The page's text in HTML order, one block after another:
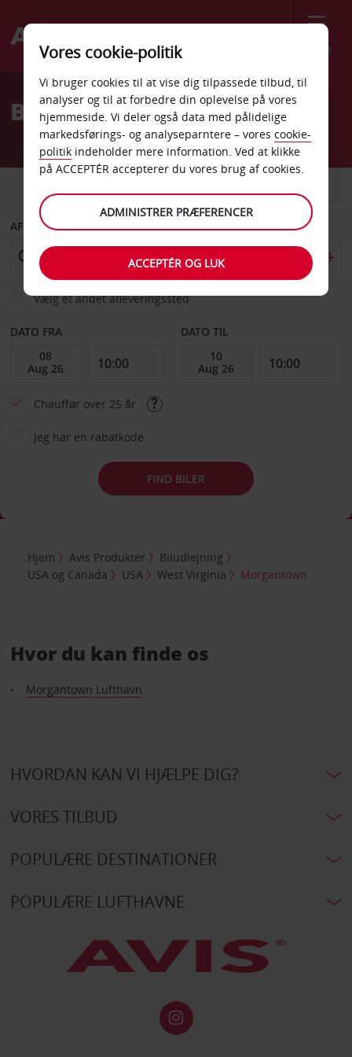
Menu
Welcome
AvisBilleje Morgantown
AFHENT FRA
Vælg et andet afleveringssted
DATO FRA DATO TIL
Chauffør over 25 år
Jeg har en rabatkode
FIND BILER
Hjem Avis Produkter
Biludlejning
USA og Canada
USA West Virginia Morgantown
Hvor du kan finde os
Morgantown Lufthavn
HVORDAN KAN VI HJÆLPE DIG?
VORES TILBUD
POPULÆRE DESTINATIONER
POPULÆRE LUFTHAVNE
Vores cookie-politik
Vi bruger cookies til at vise dig tilpassede tilbud, til
analyser og til at forbedre din oplevelse på vores
hjemmeside. Vi deler også data med pålidelige
markedsførings- og analyseparntere – vores cookie-
politik indeholder mere information. Ved at klikke
på ACCEPTÉR accepterer du vores brug af cookies.
ADMINISTRER PRÆFERENCER
ACCEPTÉR OG LUK